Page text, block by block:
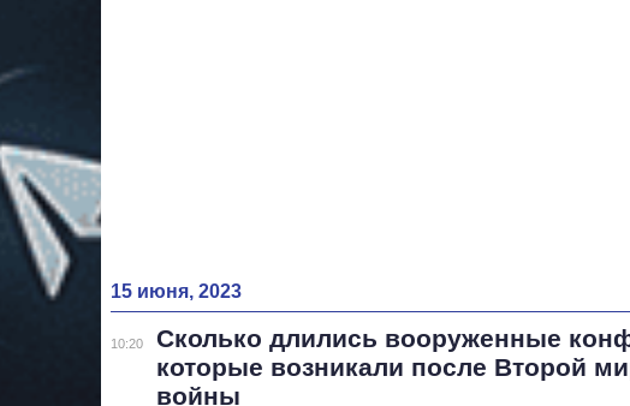
15 июня, 2023
10:20
Сколько длились вооруженные
которые возникали после Второй
войны